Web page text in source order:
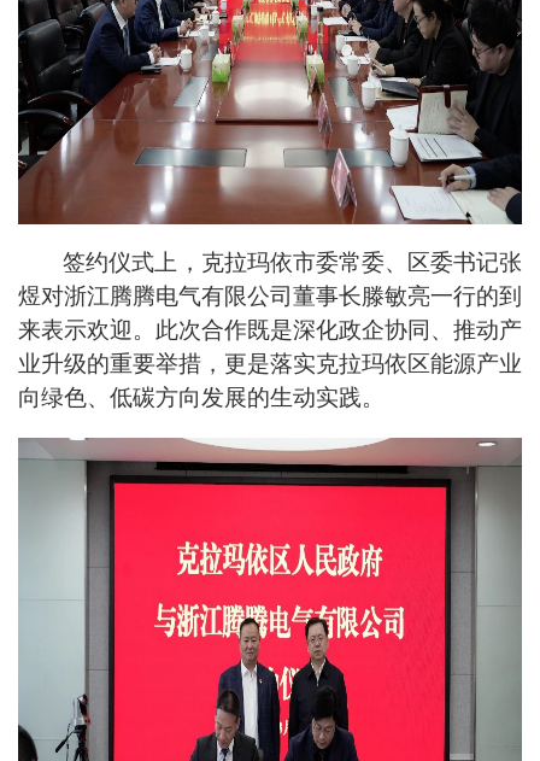
签约仪式上，克拉玛依市委常委、区委书记张
煜对浙江腾腾电气有限公司董事长滕敏亮一行的到
来表示欢迎。此次合作既是深化政企协同、推动产
业升级的重要举措，更是落实克拉玛依区能源产业
向绿色、低碳方向发展的生动实践。